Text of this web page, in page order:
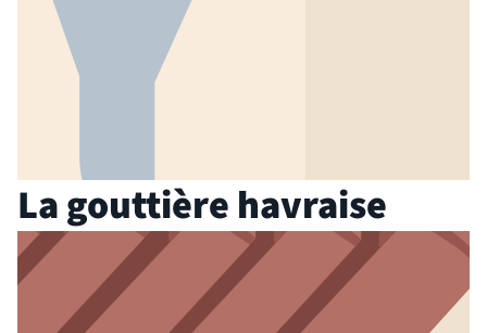
La gouttière havraise